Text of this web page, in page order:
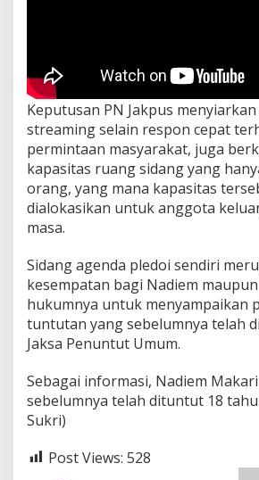
Keputusan PN Jakpus menyiarkan
streaming selain respon cepat
permintaan masyarakat, juga
kapasitas ruang sidang yang
orang, yang mana kapasitas
dialokasikan untuk anggota
masa.
Sidang agenda pledoi sendiri
kesempatan bagi Nadiem
hukumnya untuk menyampaikan
tuntutan yang sebelumnya telah
Jaksa Penuntut Umum.
Sebagai informasi, Nadiem
sebelumnya telah dituntut 18
Sukri)
Post Views: 528